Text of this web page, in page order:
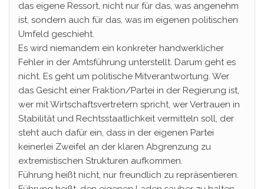
das eigene Ressort, nicht nur für das, was angenehm
ist, sondern auch für das, was im eigenen politischen
Umfeld geschieht.
Es wird niemandem ein konkreter handwerklicher
Fehler in der Amtsführung unterstellt. Darum geht es
nicht. Es geht um politische Mitverantwortung. Wer
das Gesicht einer Fraktion/Partei in der Regierung ist,
wer mit Wirtschaftsvertretern spricht, wer Vertrauen in
Stabilität und Rechtsstaatlichkeit vermitteln soll, der
steht auch dafür ein, dass in der eigenen Partei
keinerlei Zweifel an der klaren Abgrenzung zu
extremistischen Strukturen aufkommen.
Führung heißt nicht, nur freundlich zu repräsentieren.